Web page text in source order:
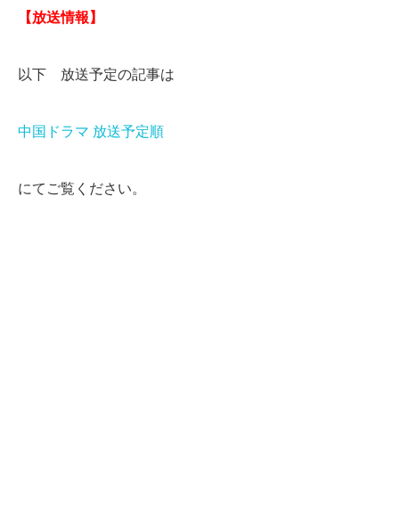
【放送情報】
以下 放送予定の記事は
中国ドラマ 放送予定順
にてご覧ください。